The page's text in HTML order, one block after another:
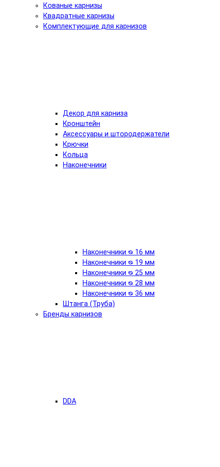
Кованые карнизы
Квадратные карнизы
Комплектующие для карнизов
Декор для карниза
Кронштейн
Аксессуары и штородержатели
Крючки
Кольца
Наконечники
Наконечники ᴓ 16 мм
Наконечники ᴓ 19 мм
Наконечники ᴓ 25 мм
Наконечники ᴓ 28 мм
Наконечники ᴓ 36 мм
Штанга (Труба)
Бренды карнизов
DDA